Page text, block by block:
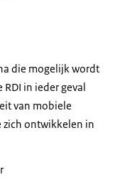
die mogelijk wordt
in ieder geval
van mobiele
zich ontwikkelen in